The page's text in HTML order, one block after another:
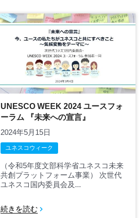
UNESCO WEEK 2024 ユースフォ
ーラム 『未来への宣言』
2024年5月15日
ユネスコウィーク
（令和5年度文部科学省ユネスコ未来
共創プラットフォーム事業） 次世代
ユネスコ国内委員会及...
続きを読む